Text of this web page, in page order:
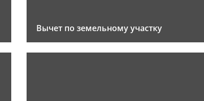
Вычет по земельному участку